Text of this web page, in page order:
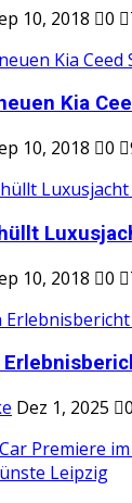
10, 2018 0
Kia
10, 2018 0
10, 2018 0
Dez 1, 2025 0